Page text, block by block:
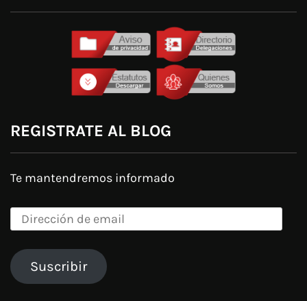
REGISTRATE AL BLOG
Te mantendremos informado
Dirección
emailSuscribir